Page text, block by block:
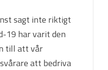
sagt inte riktigt
19 har varit den
till att vår
att bedriva